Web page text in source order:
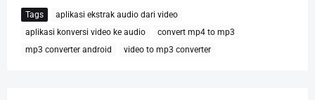
Tags
aplikasi ekstrak audio dari video
aplikasi konversi video ke audio
convert mp4 to mp3
mp3 converter android
video to mp3 converter